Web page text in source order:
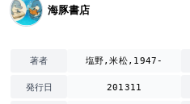
海豚書店
著者 塩野,米松,1947-
発行日 201311